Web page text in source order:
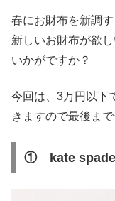
春にお財布を新調
新しいお財布が欲
いかがですか？
今回は、3万円以下
きますので最後ま
① kate spade